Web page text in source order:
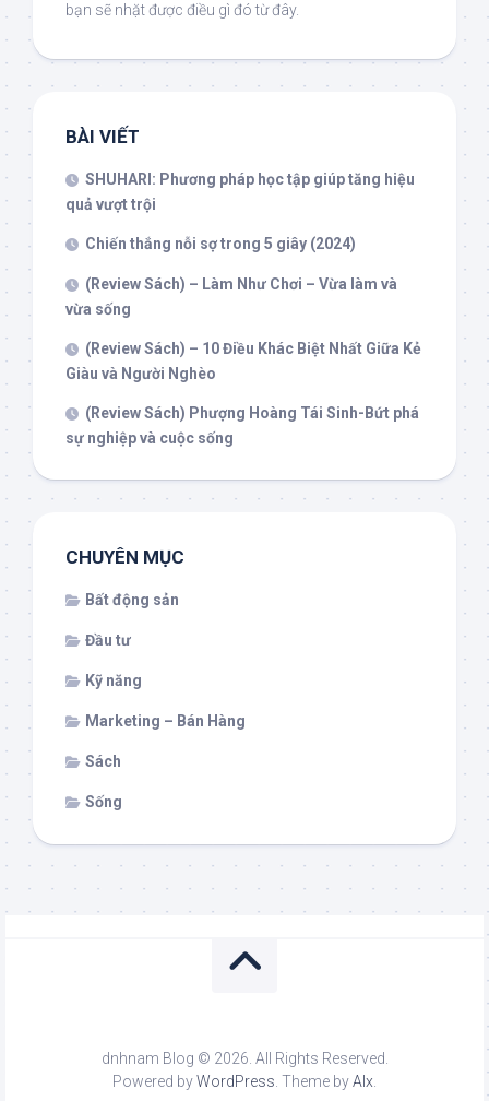
bạn sẽ nhặt được điều gì đó từ đây.
BÀI VIẾT
SHUHARI: Phương pháp học tập giúp tăng hiệu
quả vượt trội
Chiến thắng nỗi sợ trong 5 giây (2024)
(Review Sách) – Làm Như Chơi – Vừa làm và
vừa sống
(Review Sách) – 10 Điều Khác Biệt Nhất Giữa Kẻ
Giàu và Người Nghèo
(Review Sách) Phượng Hoàng Tái Sinh-Bứt phá
sự nghiệp và cuộc sống
CHUYÊN MỤC
Bất động sản
Đầu tư
Kỹ năng
Marketing – Bán Hàng
Sách
Sống
dnhnam Blog © 2026. All Rights Reserved.
Powered byWordPress . Theme byAlx